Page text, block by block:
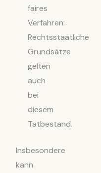
faires
Verfahren:
Rechtsstaatliche
Grundsätze
gelten
auch
bei
diesem
Tatbestand.
Insbesondere
kann